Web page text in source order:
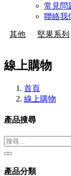
常見問
聯絡我
其他 堅果系列
線上購物
首頁
線上購物
產品搜尋
產品分類